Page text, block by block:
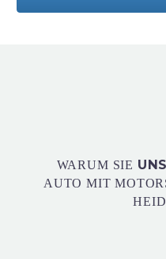
WARUM SIE UNS
AUTO MIT